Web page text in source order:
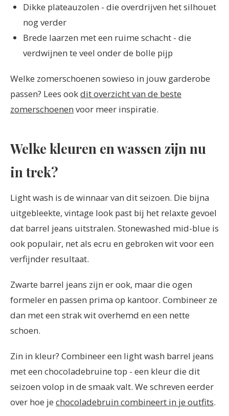
Dikke plateauzolen - die overdrijven het silhouet
nog verder
Brede laarzen met een ruime schacht - die
verdwijnen te veel onder de bolle pijp
Welke zomerschoenen sowieso in jouw garderobe
passen? Lees ookdit overzicht van de beste
zomerschoenen voor meer inspiratie.
Welke kleuren en wassen zijn nu
in trek?
Light wash is de winnaar van dit seizoen. Die bijna
uitgebleekte, vintage look past bij het relaxte gevoel
dat barrel jeans uitstralen. Stonewashed mid-blue is
ook populair, net als ecru en gebroken wit voor een
verfijnder resultaat.
Zwarte barrel jeans zijn er ook, maar die ogen
formeler en passen prima op kantoor. Combineer ze
dan met een strak wit overhemd en een nette
schoen.
Zin in kleur? Combineer een light wash barrel jeans
met een chocoladebruine top - een kleur die dit
seizoen volop in de smaak valt. We schreven eerder
over hoe je chocoladebruin combineert in je outfits.